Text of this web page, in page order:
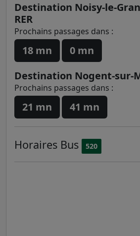
Destination Noisy-le-
RER
Prochains passages dans :
18 mn
0 mn
Destination Nogent-sur-
Prochains passages dans :
21 mn 41 mn
Horaires Bus 520